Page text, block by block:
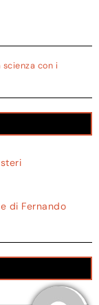
scienza con i
di Fernando